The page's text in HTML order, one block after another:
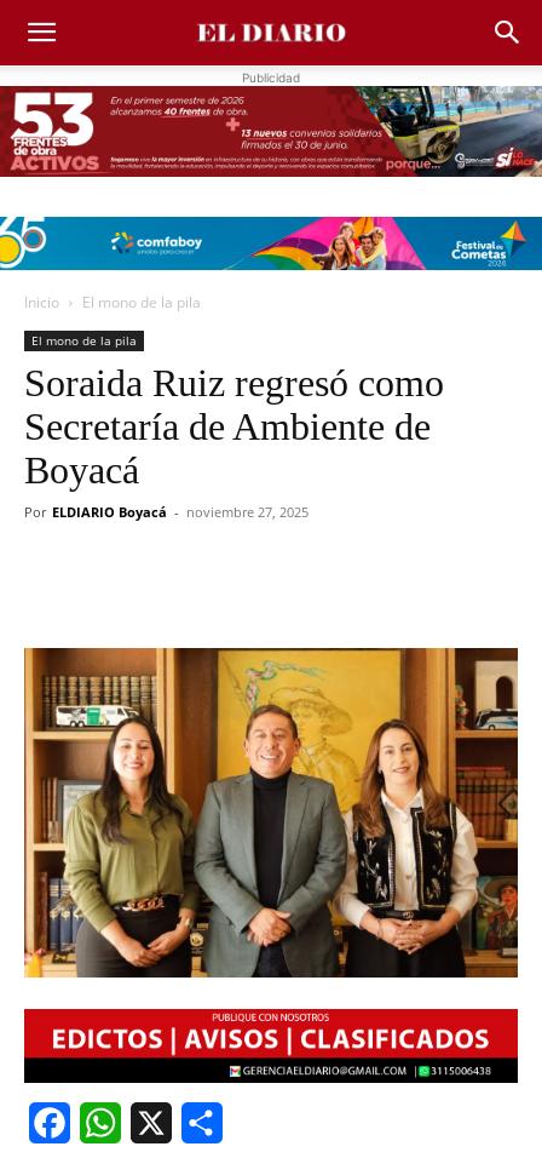
Publicidad
Inicio El mono de la pila
El mono de la pila
Soraida Ruiz regresó como
Secretaría de Ambiente de
Boyacá
Por ELDIARIO Boyacá - noviembre 27, 2025
FacebookWhatsApp